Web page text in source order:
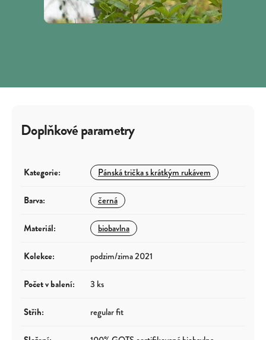
Doplňkové parametry
Kategorie: Pánská trička s krátkým rukávem
Barva: černá
Materiál: biobavlna
Kolekce: podzim/zima 2021
Počet v balení: 3 ks
Střih: regular fit